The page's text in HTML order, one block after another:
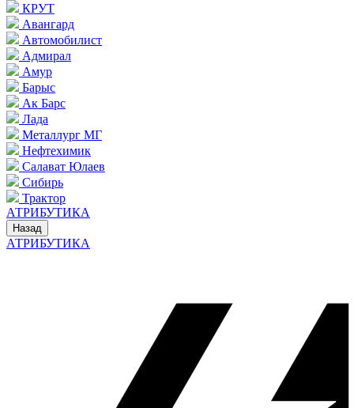
КРУТ
Авангард
Автомобилист
Адмирал
Амур
Барыс
Ак Барс
Лада
Металлург МГ
Нефтехимик
Салават Юлаев
Сибирь
Трактор
АТРИБУТИКА
Назад
АТРИБУТИКА